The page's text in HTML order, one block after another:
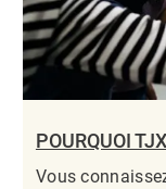
POURQUOI TJX
Vous